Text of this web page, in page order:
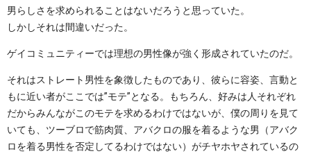
男らしさを求められることはないだろうと思っていた。
しかしそれは間違いだった。
ゲイコミュニティーでは理想の男性像が強く形成されていたのだ。
それはストレート男性を象徴したものであり、彼らに容姿、言動と
もに近い者がここでは”モテ”となる。もちろん、好みは人それぞれ
だからみんながこのモテを求めるわけではないが、僕の周りを見て
いても、ツーブロで筋肉質、アバクロの服を着るような男（アバク
ロを着る男性を否定してるわけではない）がチヤホヤされているの